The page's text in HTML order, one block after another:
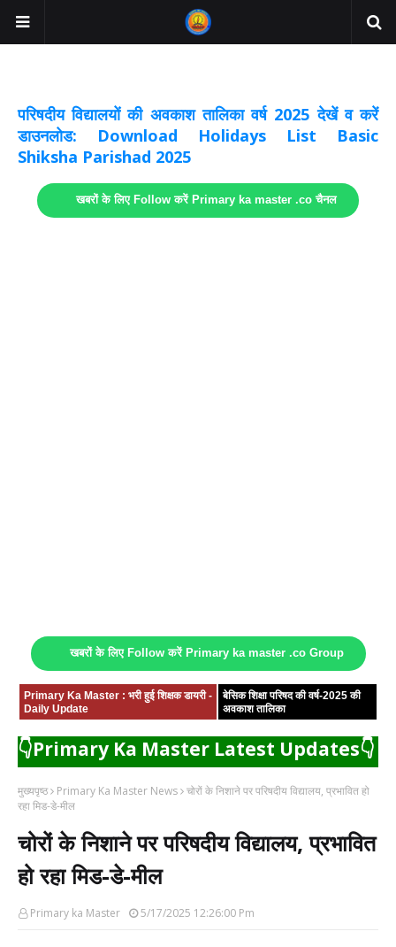
परिषदीय विद्यालयों की अवकाश तालिका वर्ष 2025 देखें व करें
डाउनलोड: Download Holidays List Basic
Shiksha Parishad 2025
खबरों के लिए Follow करें Primary ka master .co चैनल
खबरों के लिए Follow करें Primary ka master .co Group
Primary Ka Master : भरी हुई शिक्षक डायरी -
Daily Update
बेसिक शिक्षा परिषद की वर्ष-2025 की
अवकाश तालिका
👇Primary Ka Master Latest Updates👇
मुख्यपृष्ठ Primary Ka Master News चोरों के निशाने पर परिषदीय विद्यालय, प्रभावित हो
रहा मिड-डे-मील
चोरों के निशाने पर परिषदीय विद्यालय, प्रभावित
हो रहा मिड-डे-मील
Primary ka Master 5/17/2025 12:26:00 Pm